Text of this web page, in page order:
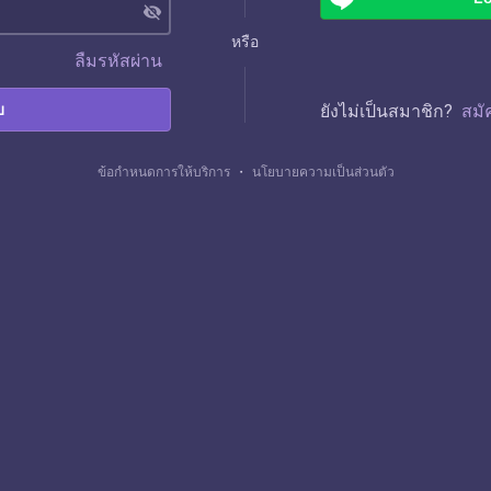
visibility_off
ลืมรหัสผ่าน
หรือ
ยังไม่เป็นสมาชิก? สมั
ข้อกำหนดการให้บริการ ・ นโยบายความเป็นส่วนตัว